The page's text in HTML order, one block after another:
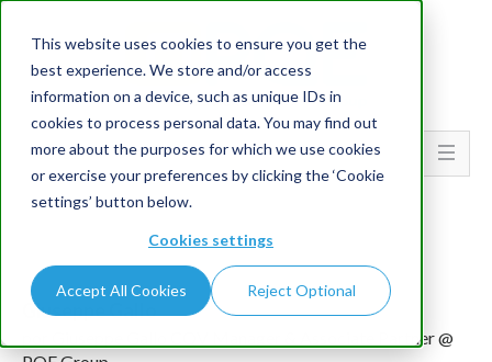
This website uses cookies to ensure you get the
best experience. We store and/or access
information on a device, such as unique IDs in
cookies to process personal data. You may find out
more about the purposes for which we use cookies
or exercise your preferences by clicking the ‘Cookie
settings’ button below.
Cookies settings
Accept All Cookies Reject Optional
Go To...
Giuseppe Gallo
por Giuseppe Gallo CQV Manager & Associate Partner @